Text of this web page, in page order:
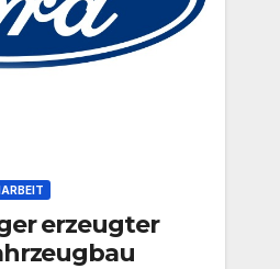
erzeugter